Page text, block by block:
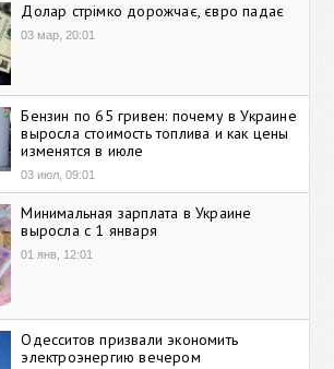
Долар стрімко дорожчає, євро падає
03 мар, 20:01
Бензин по 65 гривен: почему в Украине
выросла стоимость топлива и как цены
изменятся в июле
03 июл, 09:01
Минимальная зарплата в Украине
выросла с 1 января
01 янв, 12:01
Одесситов призвали экономить
электроэнергию вечером